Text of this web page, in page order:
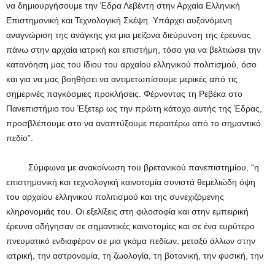
να δημιουργήσουμε την Έδρα Λεβέντη στην Αρχαία Ελληνική
Επιστημονική και Τεχνολογική Σκέψη. Υπάρχει αυξανόμενη
αναγνώριση της ανάγκης για μια μείζονα διεύρυνση της έρευνας
πάνω στην αρχαία ιατρική και επιστήμη, τόσο για να βελτιώσει την
κατανόηση μας του ίδιου του αρχαίου ελληνικού πολιτισμού, όσο
και για να μας βοηθήσει να αντιμετωπίσουμε μερικές από τις
σημερινές παγκόσμιες προκλήσεις. Φέρνοντας τη Ρεβέκα στο
Πανεπιστήμιο του Έξετερ ως την πρώτη κάτοχο αυτής της Έδρας,
προσβλέπουμε στο να αναπτύξουμε περαιτέρω από το σημαντικό
πεδίο”.
Σύμφωνα με ανακοίνωση του βρετανικού πανεπιστημίου, “η
επιστημονική και τεχνολογική καινοτομία συνιστά θεμελιώδη όψη
του αρχαίου ελληνικού πολιτισμού και της συνεχιζόμενης
κληρονομιάς του. Οι εξελίξεις στη φιλοσοφία και στην εμπειρική
έρευνα οδήγησαν σε σημαντικές καινοτομίες και σε ένα ευρύτερο
πνευματικό ενδιαφέρον σε μια γκάμα πεδίων, μεταξύ άλλων στην
ιατρική, την αστρονομία, τη ζωολογία, τη βοτανική, την φυσική, την